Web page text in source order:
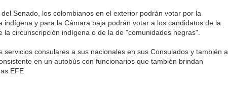
Senado, los colombianos en el exterior podrán votar por la
indígena y para la Cámara baja podrán votar a los candidatos de la
la circunscripción indígena o de la de "comunidades negras".
servicios consulares a sus nacionales en sus Consulados y también a
en un autobús con funcionarios que también brindan